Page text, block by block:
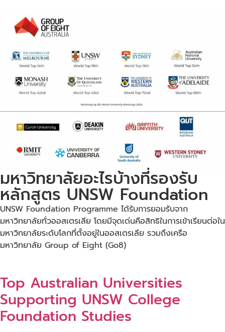
มหาวิทยาลัยอะไรบ้างที่รองรับ
หลักสูตร UNSW Foundation
UNSW Foundation Programme ได้รับการยอมรับจาก
มหาวิทยาลัยทั่วออสเตรเลีย โดยมีจุดเด่นคือสิทธิในการเข้าเรียนต่อใน
มหาวิทยาลัยระดับโลกที่ตั้งอยู่ในออสเตรเลีย รวมถึงเครือ
มหาวิทยาลัย Group of Eight (Go8)
Top Australian Universities
Supporting UNSW College
Foundation Studies